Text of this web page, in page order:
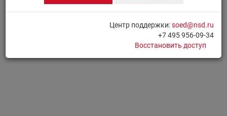
Центр поддержки:soed@nsd.ru
+7 495 956-09-34
Восстановить доступ